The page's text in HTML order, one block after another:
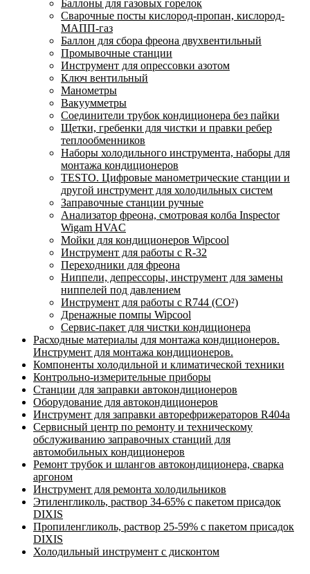
Баллоны для газовых горелок
Сварочные посты кислород-пропан, кислород-
МАПП-газ
Баллон для сбора фреона двухвентильный
Промывочные станции
Инструмент для опрессовки азотом
Ключ вентильный
Манометры
Вакуумметры
Соединители трубок кондиционера без пайки
Щетки, гребенки для чистки и правки ребер
теплообменников
Наборы холодильного инструмента, наборы для
монтажа кондиционеров
TESTO. Цифровые манометрические станции и
другой инструмент для холодильных систем
Заправочные станции ручные
Анализатор фреона, смотровая колба Inspector
Wigam HVAC
Мойки для кондиционеров Wipcool
Инструмент для работы с R-32
Переходники для фреона
Ниппели, депрессоры, инструмент для замены
ниппелей под давлением
Инструмент для работы с R744 (CO²)
Дренажные помпы Wipcool
Сервис-пакет для чистки кондиционера
Расходные материалы для монтажа кондиционеров.
Инструмент для монтажа кондиционеров.
Компоненты холодильной и климатической техники
Контрольно-измерительные приборы
Станции для заправки автокондиционеров
Оборудование для автокондиционеров
Инструмент для заправки авторефрижераторов R404a
Сервисный центр по ремонту и техническому
обслуживанию заправочных станций для
автомобильных кондиционеров
Ремонт трубок и шлангов автокондиционера, сварка
аргоном
Инструмент для ремонта холодильников
Этиленгликоль, раствор 34-65% с пакетом присадок
DIXIS
Пропиленгликоль, раствор 25-59% с пакетом присадок
DIXIS
Холодильный инструмент с дисконтом